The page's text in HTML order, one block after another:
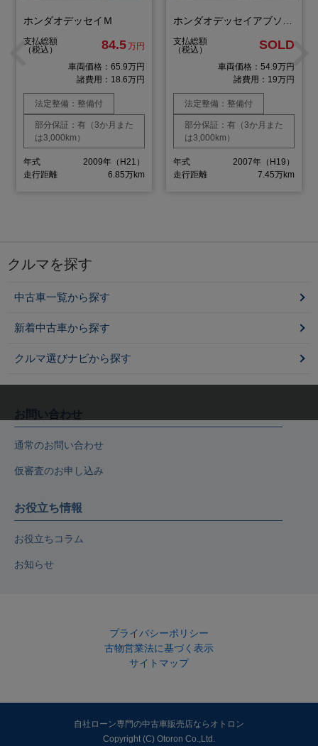
ホンダオデッセイＭ
支払総額
（税込）
84.5万円
車両価格：65.9万円
諸費用：18.6万円
法定整備：整備付
部分保証：有（3か月また
は3,000km）
年式
2009年（H21）
走行距離
6.85万km
ホンダオデッセイアブソルート
支払総額
（税込）
SOLD
車両価格：54.9万円
諸費用：19万円
法定整備：整備付
部分保証：有（3か月また
は3,000km）
年式
2007年（H19）
走行距離
7.45万km
クルマを探す
中古車一覧から探す
新着中古車から探す
クルマ選びナビから探す
お問い合わせ
通常のお問い合わせ
仮審査のお申し込み
お役立ち情報
お役立ちコラム
お知らせ
プライバシーポリシー
古物営業法に基づく表示
サイトマップ
自社ローン専門の中古車販売店ならオトロン
Copyright (C) Otoron Co.,Ltd.